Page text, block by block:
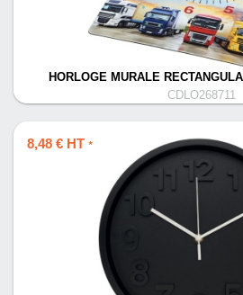
HORLOGE MURALE
CDLO268711
8,48 € HT *